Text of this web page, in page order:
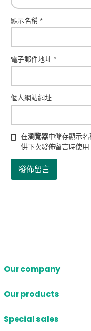
顯示名稱*
電子郵件地址*
個人網站網址
在瀏覽器中儲存顯示
供下次發佈留言時使用
Our company
Our products
Special sales